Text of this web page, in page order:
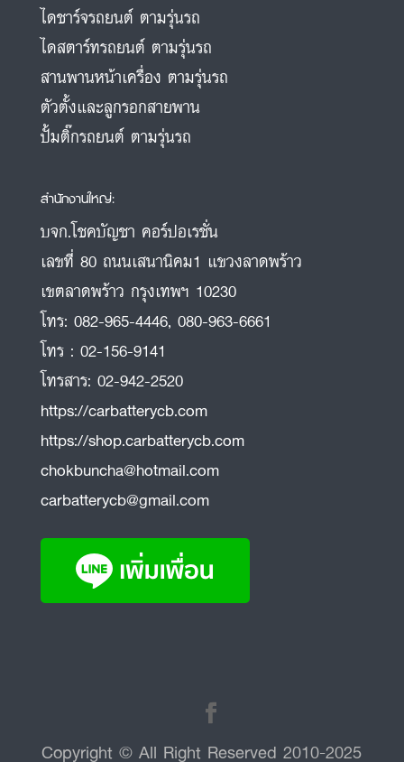
ไดชาร์จรถยนต์ ตามรุ่นรถ
ไดสตาร์ทรถยนต์ ตามรุ่นรถ
สานพานหน้าเครื่อง ตามรุ่นรถ
ตัวตั้งและลูกรอกสายพาน
ปั้มติ๊กรถยนต์ ตามรุ่นรถ
สำนักงานใหญ่:
บจก.โชคบัญชา คอร์ปอเรชั่น
เลขที่ 80 ถนนเสนานิคม1 แขวงลาดพร้าว
เขตลาดพร้าว กรุงเทพฯ 10230
โทร: 082-965-4446, 080-963-6661
โทร : 02-156-9141
โทรสาร: 02-942-2520
https://carbatterycb.com
https://shop.carbatterycb.com
chokbuncha@hotmail.com
carbatterycb@gmail.com
Copyright © All Right Reserved 2010-2025